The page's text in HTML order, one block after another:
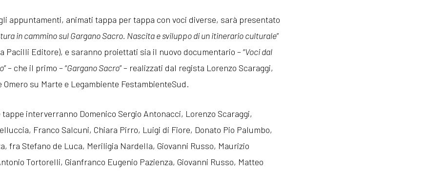
appuntamenti, animati tappa per tappa con voci diverse, sarà presentato
in cammino sul Gargano Sacro. Nascita e sviluppo di un itinerario culturale”
Pacilli Editore), e saranno proiettati sia il nuovo documentario – “Voci dal
” – che il primo – “Gargano Sacro” – realizzati dal regista Lorenzo Scaraggi,
Omero su Marte e Legambiente FestambienteSud.
interverranno Domenico Sergio Antonacci, Lorenzo Scaraggi,
Franco Salcuni, Chiara Pirro, Luigi di Fiore, Donato Pio Palumbo,
fra Stefano de Luca, Meriligia Nardella, Giovanni Russo, Maurizio
Tortorelli, Gianfranco Eugenio Pazienza, Giovanni Russo, Matteo